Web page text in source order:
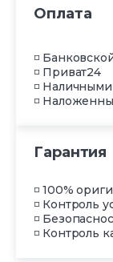
Оплата
◽
◽ Приват24
◽
◽
Гарантия
◽ 100%
◽ Контроль
◽
◽ Контроль